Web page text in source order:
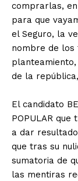
comprarlas,
para que
el Seguro, la
nombre de los
de la
El candidato
POPULAR
a dar
que tras su
sumatoria de
las mentiras